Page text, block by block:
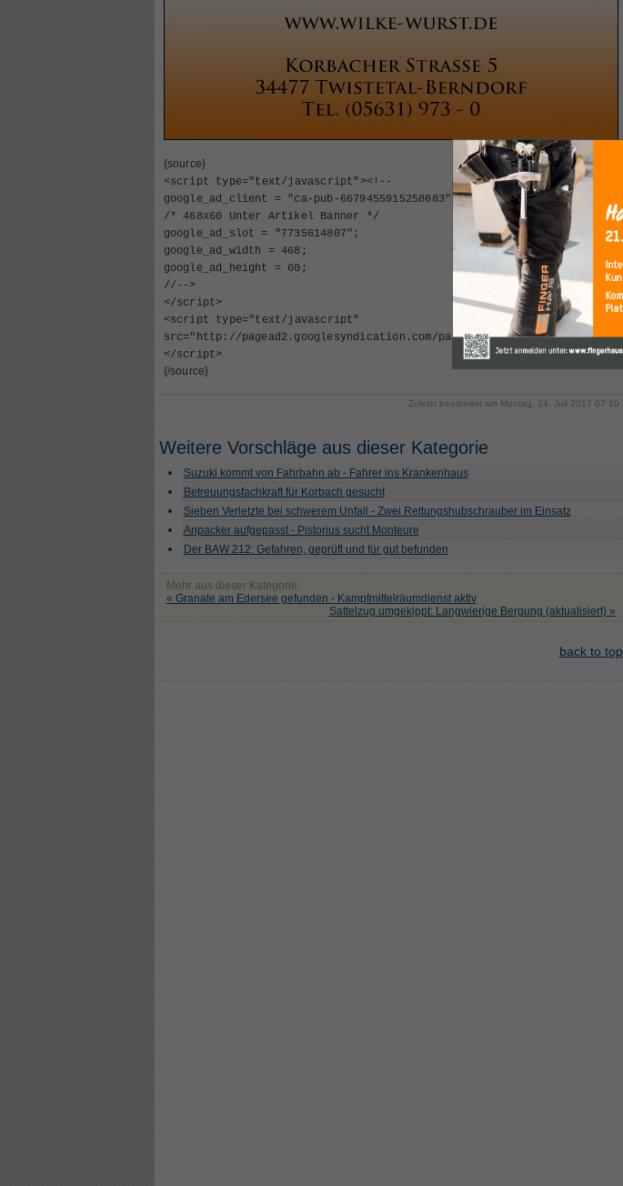
{source}
<script type="text/javascript" ><!--
google_ad_client = "ca-pub-6679455915258683";
/* 468x60 Unter Artikel Banner */
google_ad_slot = "7735614807";
google_ad_width = 468;
google_ad_height = 60;
//-- >
</script>
<script type="text/javascript"
src="http://pagead2.googlesyndication.com/pagead/show_ads.js">
</script>
{/source}
Zuletzt bearbeitet am Montag, 24. Juli 2017 07:10
Weitere Vorschläge aus dieser Kategorie
Suzuki kommt von Fahrbahn ab - Fahrer ins Krankenhaus
Betreuungsfachkraft für Korbach gesucht
Sieben Verletzte bei schwerem Unfall - Zwei Rettungshubschrauber im Einsatz
Anpacker aufgepasst - Pistorius sucht Monteure
Der BAW 212: Gefahren, geprüft und für gut befunden
Mehr aus dieser Kategorie:
« Granate am Edersee gefunden - Kampfmittelräumdienst aktiv
Sattelzug umgekippt: Langwierige Bergung (aktualisiert) »
back to top